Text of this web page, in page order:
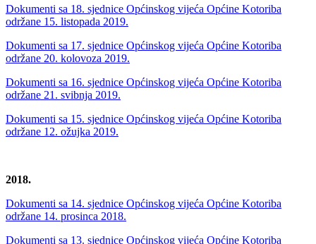
Dokumenti sa 18. sjednice Općinskog vijeća Općine Kotoriba
održane 15. listopada 2019.
Dokumenti sa 17. sjednice Općinskog vijeća Općine Kotoriba
održane 20. kolovoza 2019.
Dokumenti sa 16. sjednice Općinskog vijeća Općine Kotoriba
održane 21. svibnja 2019.
Dokumenti sa 15. sjednice Općinskog vijeća Općine Kotoriba
održane 12. ožujka 2019.
2018.
Dokumenti sa 14. sjednice Općinskog vijeća Općine Kotoriba
održane 14. prosinca 2018.
Dokumenti sa 13. sjednice Općinskog vijeća Općine Kotoriba